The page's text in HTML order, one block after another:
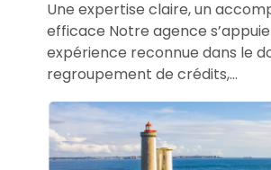
Une expertise claire, un
efficace Notre agence
expérience reconnue dans le
regroupement de crédits,...